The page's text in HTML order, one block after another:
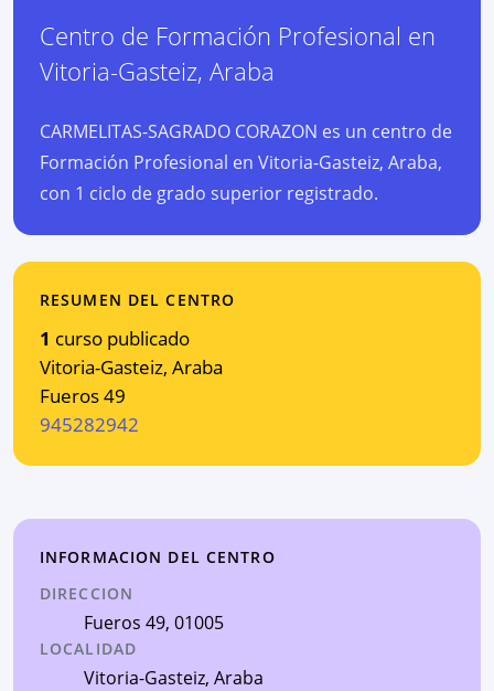
Centro de Formación Profesional en
Vitoria-Gasteiz, Araba
CARMELITAS-SAGRADO CORAZON es un centro de
Formación Profesional en Vitoria-Gasteiz, Araba,
con 1 ciclo de grado superior registrado.
RESUMEN DEL CENTRO
1 curso publicado
Vitoria-Gasteiz, Araba
Fueros 49
945282942
INFORMACION DEL CENTRO
DIRECCION
Fueros 49, 01005
LOCALIDAD
Vitoria-Gasteiz, Araba